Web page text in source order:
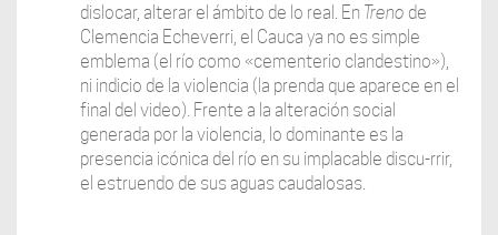
dislocar, alterar el ámbito de lo real. En Treno de
Clemencia Echeverri, el Cauca ya no es simple
emblema (el río como «cementerio clandestino»),
ni indicio de la violencia (la prenda que aparece en el
final del video). Frente a la alteración social
generada por la violencia, lo dominante es la
presencia icónica del río en su implacable discu-rrir,
el estruendo de sus aguas caudalosas.